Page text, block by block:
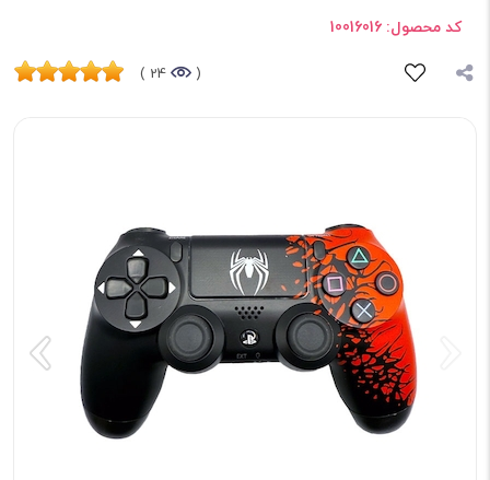
کد محصول: 10016016
(
24 )